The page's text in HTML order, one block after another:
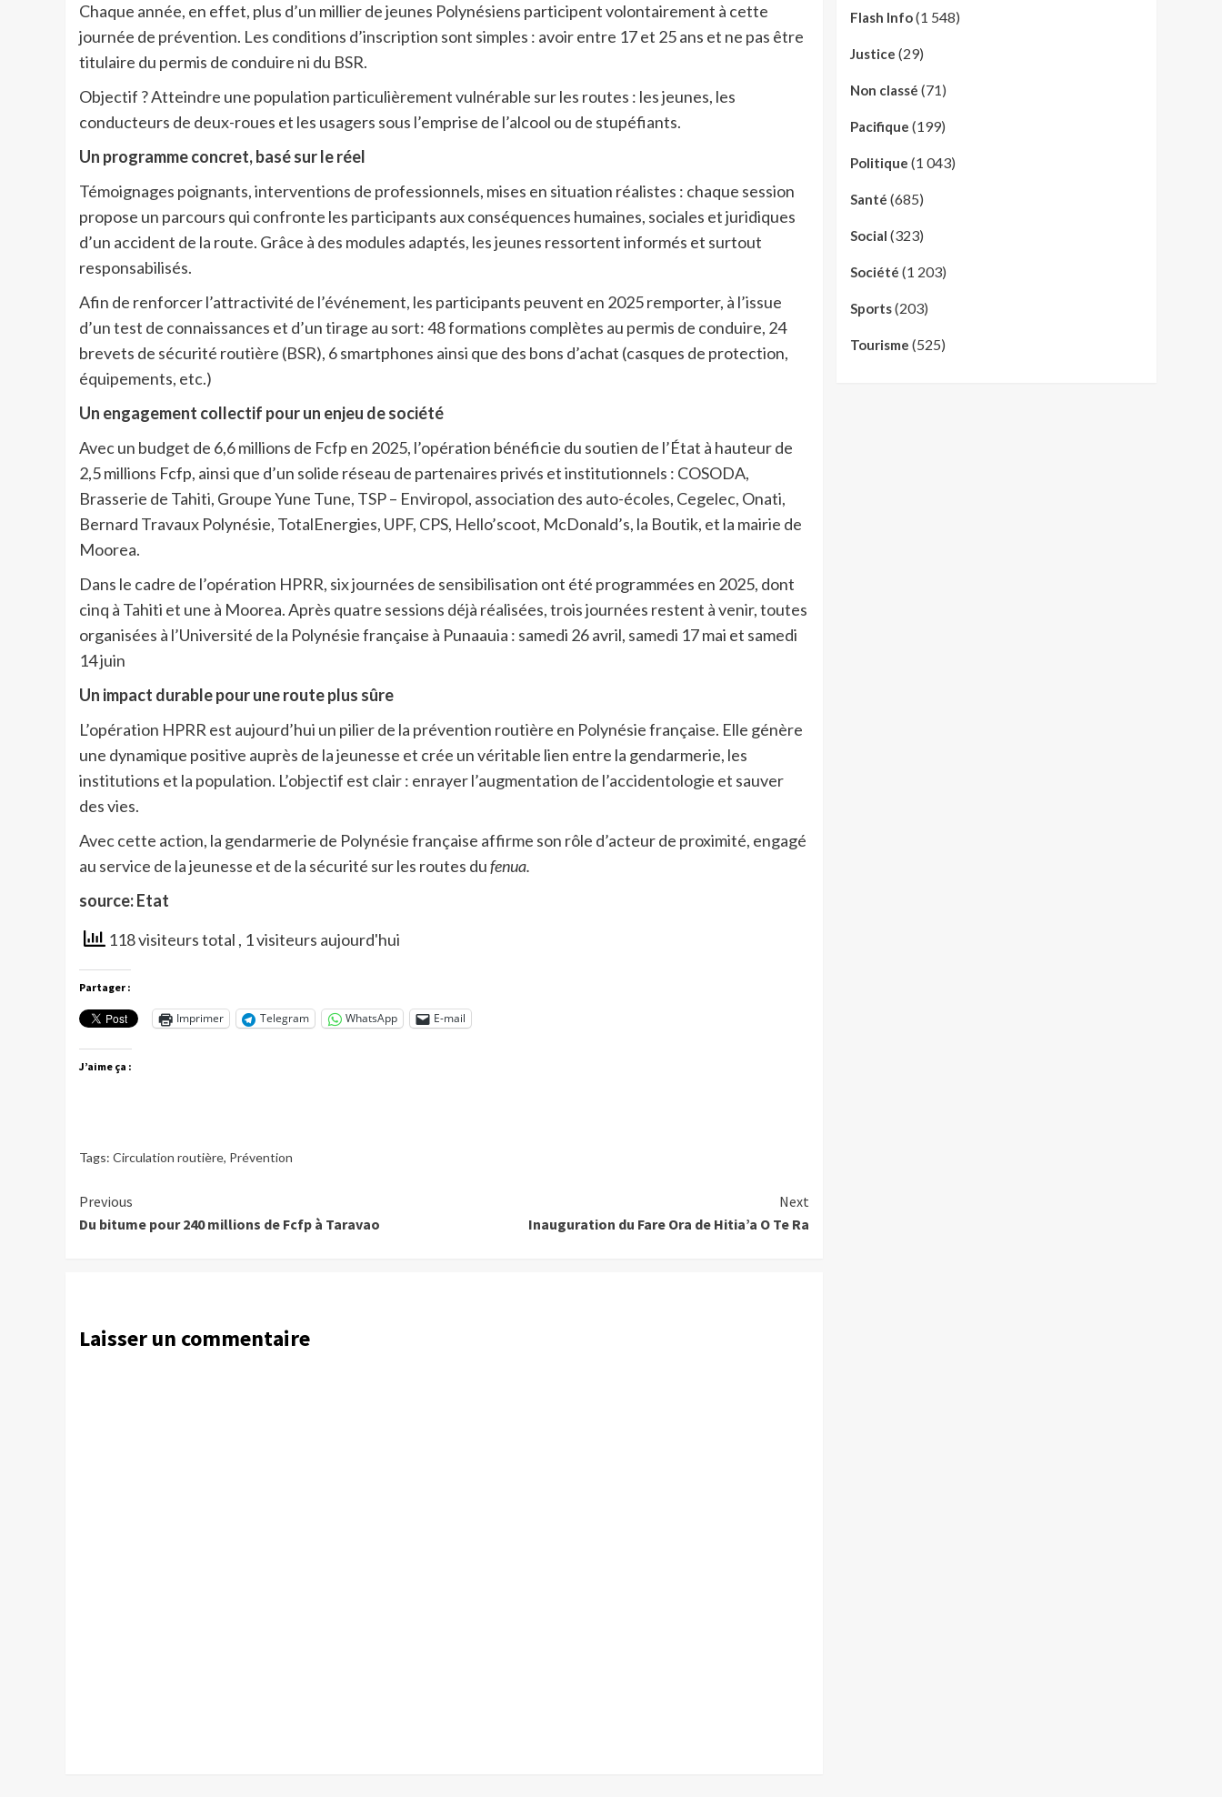
Chaque année, en effet, plus d’un millier de jeunes Polynésiens participent volontairement à cette
journée de prévention. Les conditions d’inscription sont simples : avoir entre 17 et 25 ans et ne pas être
titulaire du permis de conduire ni du BSR.
Objectif ? Atteindre une population particulièrement vulnérable sur les routes : les jeunes, les
conducteurs de deux-roues et les usagers sous l’emprise de l’alcool ou de stupéfiants.
Un programme concret, basé sur le réel
Témoignages poignants, interventions de professionnels, mises en situation réalistes : chaque session
propose un parcours qui confronte les participants aux conséquences humaines, sociales et juridiques
d’un accident de la route. Grâce à des modules adaptés, les jeunes ressortent informés et surtout
responsabilisés.
Afin de renforcer l’attractivité de l’événement, les participants peuvent en 2025 remporter, à l’issue
d’un test de connaissances et d’un tirage au sort: 48 formations complètes au permis de conduire, 24
brevets de sécurité routière (BSR), 6 smartphones ainsi que des bons d’achat (casques de protection,
équipements, etc.)
Un engagement collectif pour un enjeu de société
Avec un budget de 6,6 millions de Fcfp en 2025, l’opération bénéficie du soutien de l’État à hauteur de
2,5 millions Fcfp, ainsi que d’un solide réseau de partenaires privés et institutionnels : COSODA,
Brasserie de Tahiti, Groupe Yune Tune, TSP – Enviropol, association des auto-écoles, Cegelec, Onati,
Bernard Travaux Polynésie, TotalEnergies, UPF, CPS, Hello’scoot, McDonald’s, la Boutik, et la mairie de
Moorea.
Dans le cadre de l’opération HPRR, six journées de sensibilisation ont été programmées en 2025, dont
cinq à Tahiti et une à Moorea. Après quatre sessions déjà réalisées, trois journées restent à venir, toutes
organisées à l’Université de la Polynésie française à Punaauia : samedi 26 avril, samedi 17 mai et samedi
14 juin
Un impact durable pour une route plus sûre
L’opération HPRR est aujourd’hui un pilier de la prévention routière en Polynésie française. Elle génère
une dynamique positive auprès de la jeunesse et crée un véritable lien entre la gendarmerie, les
institutions et la population. L’objectif est clair : enrayer l’augmentation de l’accidentologie et sauver
des vies.
Avec cette action, la gendarmerie de Polynésie française affirme son rôle d’acteur de proximité, engagé
au service de la jeunesse et de la sécurité sur les routes dufenua.
source: Etat
118 visiteurs total , 1 visiteurs aujourd'hui
Partager :
Imprimer Telegram WhatsApp E-mail
J’aime ça :
Tags: Circulation routière, Prévention
Continue
Reading
Previous
Du bitume pour 240 millions de Fcfp à Taravao
Next
Inauguration du Fare Ora de Hitia’a O Te Ra
Laisser un commentaire
Flash Info(1 548)
Justice (29)
Non classé (71)
Pacifique (199)
Politique (1 043)
Santé (685)
Social (323)
Société (1 203)
Sports(203)
Tourisme (525)